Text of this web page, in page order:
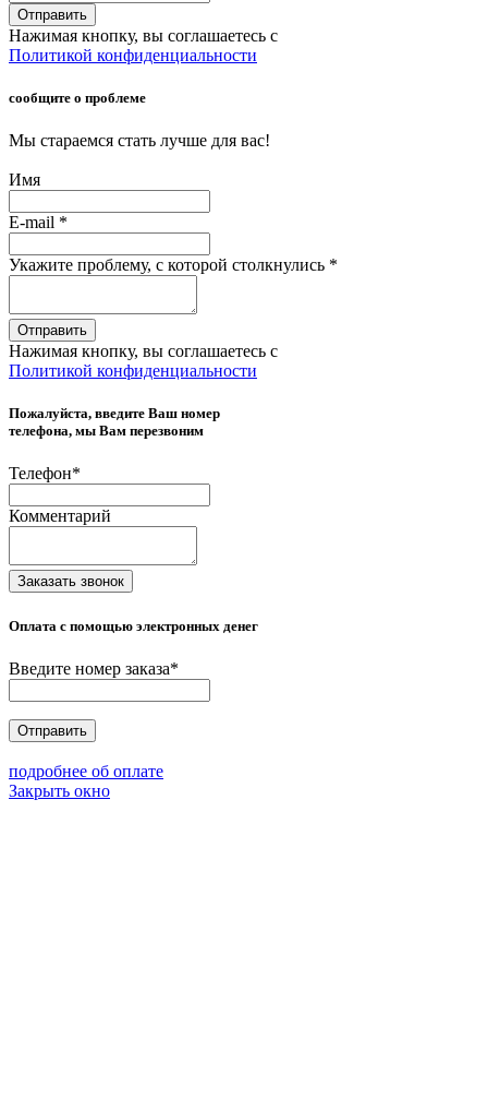
Отправить
Нажимая кнопку, вы соглашаетесь с
Политикой конфиденциальности
сообщите о проблеме
Мы стараемся стать лучше для вас!
Имя
E-mail *
Укажите проблему, с которой столкнулись *
Отправить
Нажимая кнопку, вы соглашаетесь с
Политикой конфиденциальности
Пожалуйста, введите Ваш номер
телефона, мы Вам перезвоним
Телефон*
Комментарий
Заказать звонок
Оплата с помощью электронных денег
Введите номер заказа*
Отправить
подробнее об оплате
Закрыть окно